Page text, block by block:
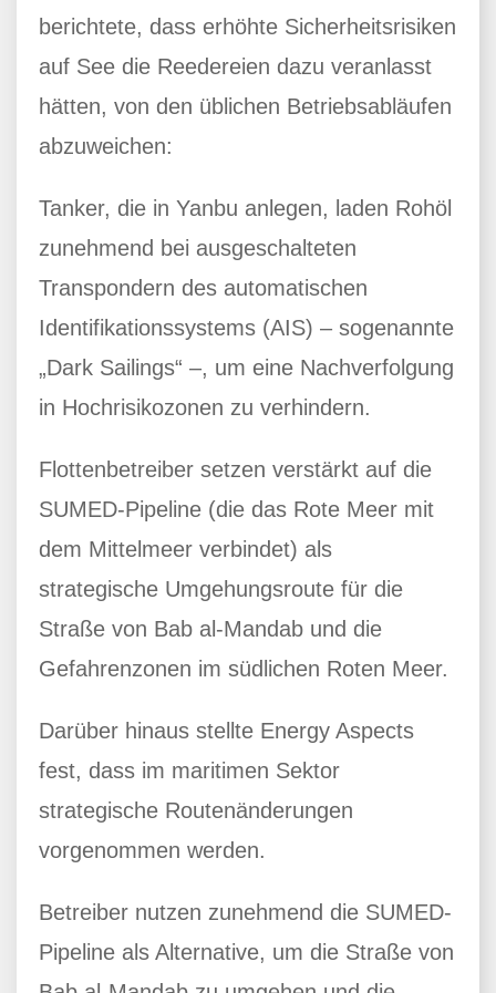
berichtete, dass erhöhte Sicherheitsrisiken
auf See die Reedereien dazu veranlasst
hätten, von den üblichen Betriebsabläufen
abzuweichen:
Tanker, die in Yanbu anlegen, laden Rohöl
zunehmend bei ausgeschalteten
Transpondern des automatischen
Identifikationssystems (AIS) – sogenannte
„Dark Sailings“ –, um eine Nachverfolgung
in Hochrisikozonen zu verhindern.
Flottenbetreiber setzen verstärkt auf die
SUMED-Pipeline (die das Rote Meer mit
dem Mittelmeer verbindet) als
strategische Umgehungsroute für die
Straße von Bab al-Mandab und die
Gefahrenzonen im südlichen Roten Meer.
Darüber hinaus stellte Energy Aspects
fest, dass im maritimen Sektor
strategische Routenänderungen
vorgenommen werden.
Betreiber nutzen zunehmend die SUMED-
Pipeline als Alternative, um die Straße von